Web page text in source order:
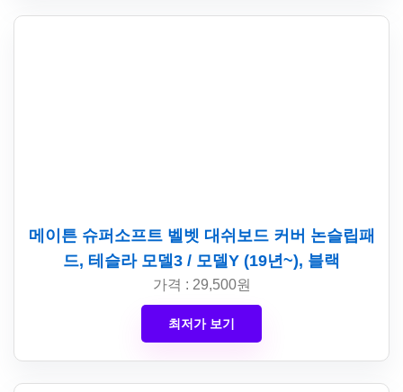
메이튼 슈퍼소프트 벨벳 대쉬보드 커버 논슬립패
드, 테슬라 모델3 / 모델Y (19년~), 블랙
가격 : 29,500원
최저가 보기